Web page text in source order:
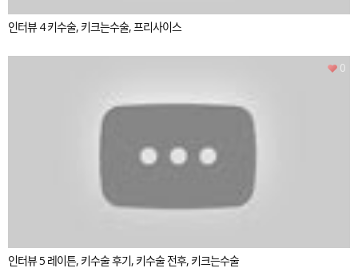
인터뷰 4 키수술, 키크는수술, 프리사이스
인터뷰 5 레이튼, 키수술 후기, 키수술 전후, 키크는수술
0